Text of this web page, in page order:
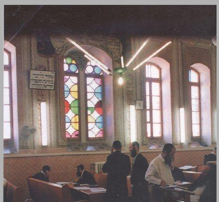
מאה שערים וסביבתה ... 0